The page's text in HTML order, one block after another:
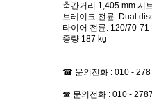
축간거리 1,405 mm 시
브레이크 전륜: Dual
타이어 전륜: 120/70-
중량 187 kg
☎ 문의전화 : 010 -
☎ 문의전화 : 010 -